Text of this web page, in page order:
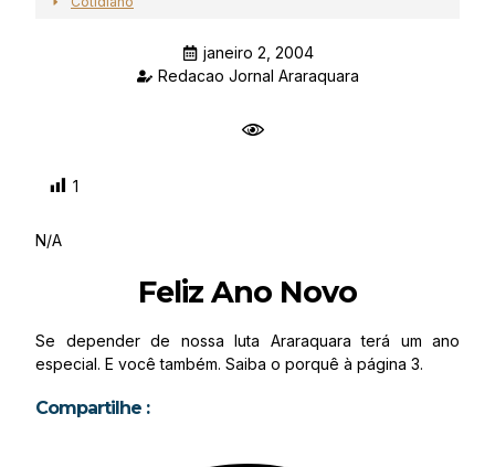
janeiro 2, 2004
Redacao Jornal Araraquara
1
N/A
Feliz Ano Novo
Se depender de nossa luta Araraquara terá um ano
especial. E você também. Saiba o porquê à página 3.
Compartilhe :